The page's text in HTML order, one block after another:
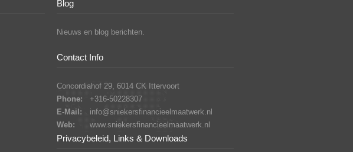
Blog
Nieuws en blog berichten.
Contact Info
Concordiahof 29, 6014 CK Ittervoort
Phone:
+316-50228307
E-Mail:
info@sniekersfinancieelmaatwerk.nl
Web:
www.sniekersfinancieelmaatwerk.nl
Privacybeleid, Links & Downloads